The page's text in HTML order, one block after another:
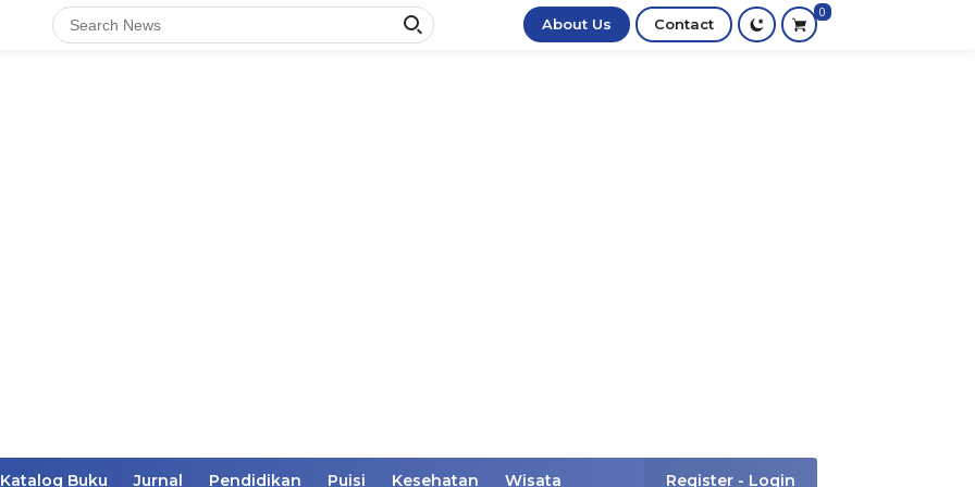
About Us Contact
0
Katalog Buku Jurnal Pendidikan Puisi Kesehatan Wisata Register - Login